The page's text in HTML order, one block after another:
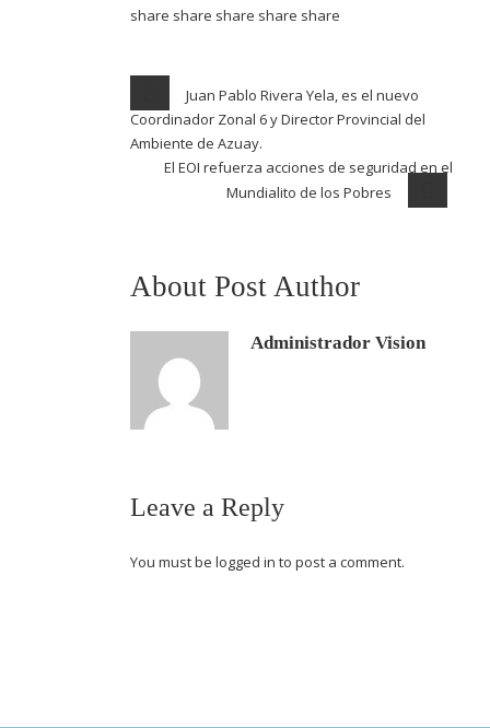
Juan Pablo Rivera Yela, es el nuevo
Coordinador Zonal 6 y Director Provincial del
Ambiente de Azuay.
El EOI refuerza acciones de seguridad en el
Mundialito de los Pobres
About Post Author
Administrador Vision
Leave a Reply
You must be logged in to post a comment.